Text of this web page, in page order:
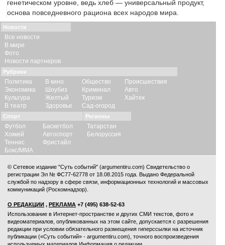
генетическом уровне, ведь хлеб — универсальный продукт,
основа повседневного рациона всех народов мира.
Новости
Все новости
В мире
Фото
Новости партнеров
Рубрики
Политика
Экономика
Культура
В театр
В кино
Шоубиз
Желтый
Здоровье
Общество
Криминал
Туризм
Сад-огород
Происшествия
Авто
Хайтек
Спорт
Футбол
Хоккей
Теннис
Бокс/ММА
Баскетбол
Автоспорт
Фристайл
Регионы
Татарстан
Белоруссия
© Сетевое издание "Суть событий" (argumentiru.com) Свидетельство о
регистрации Эл № ФС77-62778 от 18.08.2015 года. Выдано Федеральной
службой по надзору в сфере связи, информационных технологий и массовых
коммуникаций (Роскомнадзор).
О РЕДАКЦИИ , РЕКЛАМА +7 (495) 638-52-63
Использование в Интернет-пространстве и других СМИ текстов, фото и
видеоматериалов, опубликованных на этом сайте, допускается с разрешения
редакции при условии обязательного размещения гиперссылки на источник
публикации («Суть событий» - argumentiru.com), точного воспроизведения